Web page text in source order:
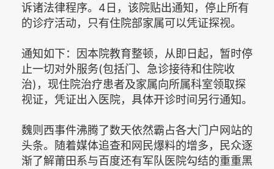
诉诸法律程序。4日，该院贴出通知，停止所有
的诊疗活动，只有住院部家属可以凭证探视。
通知如下：因本院教育整顿，从即日起，暂时停
止一切对外服务(包括门、急诊接待和住院收
治)，现住院治疗患者及家属向所属科室领取探
视证，凭证出入医院，具体开诊时间另行通知。
魏则西事件沸腾了数天依然霸占各大门户网站的
头条。随着媒体追查和网民爆料的增多，民众逐
渐了解莆田系与百度还有军队医院勾结的重重黑